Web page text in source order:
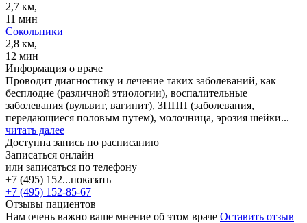
2,7 км,
11 мин
Сокольники
2,8 км,
12 мин
Информация о враче
Проводит диагностику и лечение таких заболеваний, как
бесплодие (различной этиологии), воспалительные
заболевания (вульвит, вагинит), ЗППП (заболевания,
передающиеся половым путем), молочница, эрозия шейки...
читать далее
Доступна запись по расписанию
Записаться онлайн
или записаться по телефону
+7 (495) 152...показать
+7 (495) 152-85-67
Отзывы пациентов
Нам очень важно ваше мнение об этом враче Оставить отзыв